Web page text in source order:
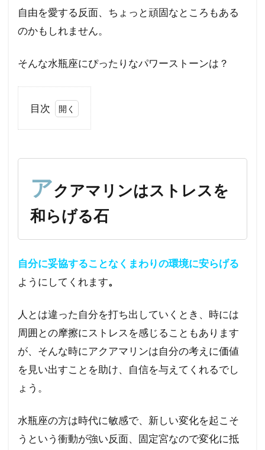
自由を愛する反面、ちょっと頑固なところもある
のかもしれません。
そんな水瓶座にぴったりなパワーストーンは？
目次
リ
は
ス
ト
ス
を
和
げ
る
石
コ
ミ
ケ
ー
アクアマリンはストレスを
和らげる石
自分に妥協することなくまわりの環境に安らげる
ようにしてくれます。
人とは違った自分を打ち出していくとき、時には
周囲との摩擦にストレスを感じることもあります
が、そんな時にアクアマリンは自分の考えに価値
を見い出すことを助け、自信を与えてくれるでし
ょう。
水瓶座の方は時代に敏感で、新しい変化を起こそ
うという衝動が強い反面、固定宮なので変化に抵